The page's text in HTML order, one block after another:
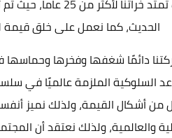
الحديث، كما نعمل على خلق قيمة
دائمًا شغفها وفخرها وحماسها في
السلوكية الملزمة عالميًا في
أشكال القيمة، ولذلك نميز
والعالمية، ولذلك نعتقد أن